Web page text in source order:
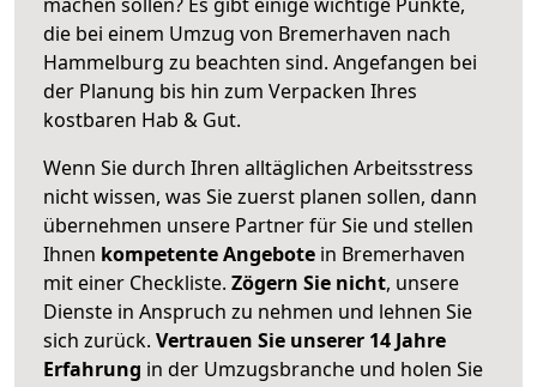
die bei einem Umzug von Bremerhaven nach
Hammelburg zu beachten sind. Angefangen bei
der Planung bis hin zum Verpacken Ihres
kostbaren Hab & Gut.
Wenn Sie durch Ihren alltäglichen Arbeitsstress
nicht wissen, was Sie zuerst planen sollen, dann
übernehmen unsere Partner für Sie und stellen
Ihnen kompetente Angebote in Bremerhaven
mit einer Checkliste. Zögern Sie nicht, unsere
Dienste in Anspruch zu nehmen und lehnen Sie
sich zurück. Vertrauen Sie unserer 14 Jahre
Erfahrung in der Umzugsbranche und holen Sie